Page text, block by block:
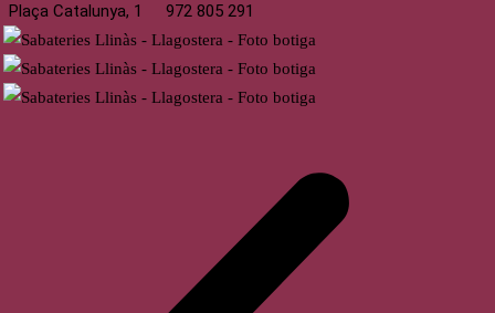
Plaça Catalunya, 1 972 805 291